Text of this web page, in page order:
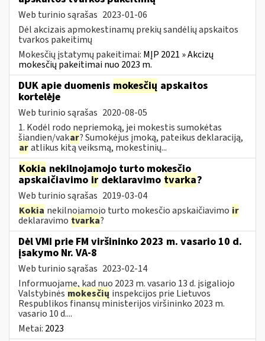
Web turinio sąrašas 2023-01-06
Dėl akcizais apmokestinamų prekių sandėlių apskaitos
tvarkos pakeitimų
Mokesčių įstatymų pakeitimai: MĮP 2021 » Akcizų
mokesčių pakeitimai nuo 2023 m.
DUK apie duomenis mokesčių apskaitos
kortelėje
Web turinio sąrašas 2020-08-05
1. Kodėl rodo nepriemoką, jei mokestis sumokėtas
šiandien/vakar? Sumokėjus įmoką, pateikus deklaraciją,
aratlikus kitą veiksmą, mokestinių...
Kokia nekilnojamojo turto mokesčio
apskaičiavimo ir deklaravimo tvarka?
Web turinio sąrašas 2019-03-04
Kokia nekilnojamojo turto mokesčio apskaičiavimo ir
deklaravimo tvarka?
Dėl VMI prie FM viršininko 2023 m. vasario 10 d.
įsakymo Nr. VA-8
Web turinio sąrašas 2023-02-14
Informuojame, kad nuo 2023 m. vasario 13 d. įsigaliojo
Valstybinės mokesčių inspekcijos prie Lietuvos
Respublikos finansų ministerijos viršininko 2023 m.
vasario 10 d....
Metai: 2023